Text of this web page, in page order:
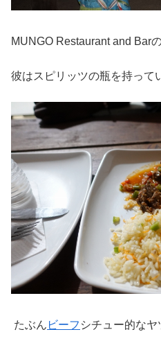
MUNGO Restaurant and Bar
彼はスピリッツの瓶を持って
たぶん ビーフ シチュー的なヤ